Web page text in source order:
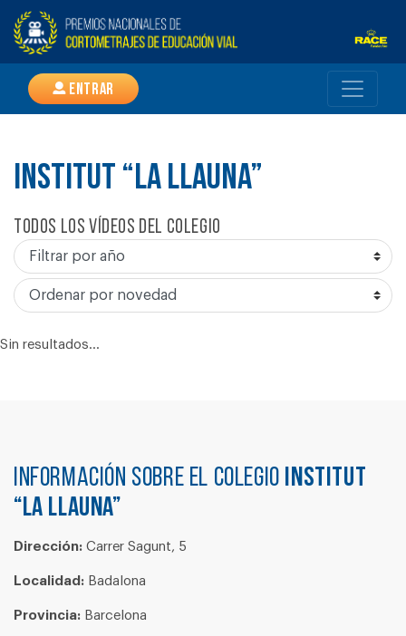
Entrar
INSTITUT “LA LLAUNA”
Todos los vídeos del colegio
Sin resultados...
Información sobre el colegio INSTITUT
“LA LLAUNA”
Dirección: Carrer Sagunt, 5
Localidad: Badalona
Provincia: Barcelona